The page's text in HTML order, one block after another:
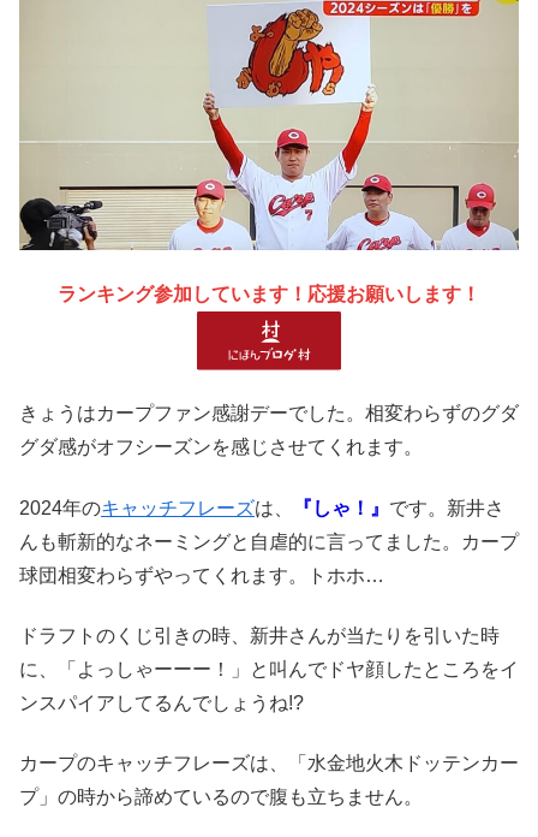
ランキング参加しています！応援お願いします！
きょうはカープファン感謝デーでした。相変わらずのグダ
グダ感がオフシーズンを感じさせてくれます。
2024年のキャッチフレーズは、 『しゃ！』 です。新井さ
んも斬新的なネーミングと自虐的に言ってました。カープ
球団相変わらずやってくれます。トホホ…
ドラフトのくじ引きの時、新井さんが当たりを引いた時
に、「よっしゃーーー！」と叫んでドヤ顔したところをイ
ンスパイアしてるんでしょうね!?
カープのキャッチフレーズは、「水金地火木ドッテンカー
プ」の時から諦めているので腹も立ちません。